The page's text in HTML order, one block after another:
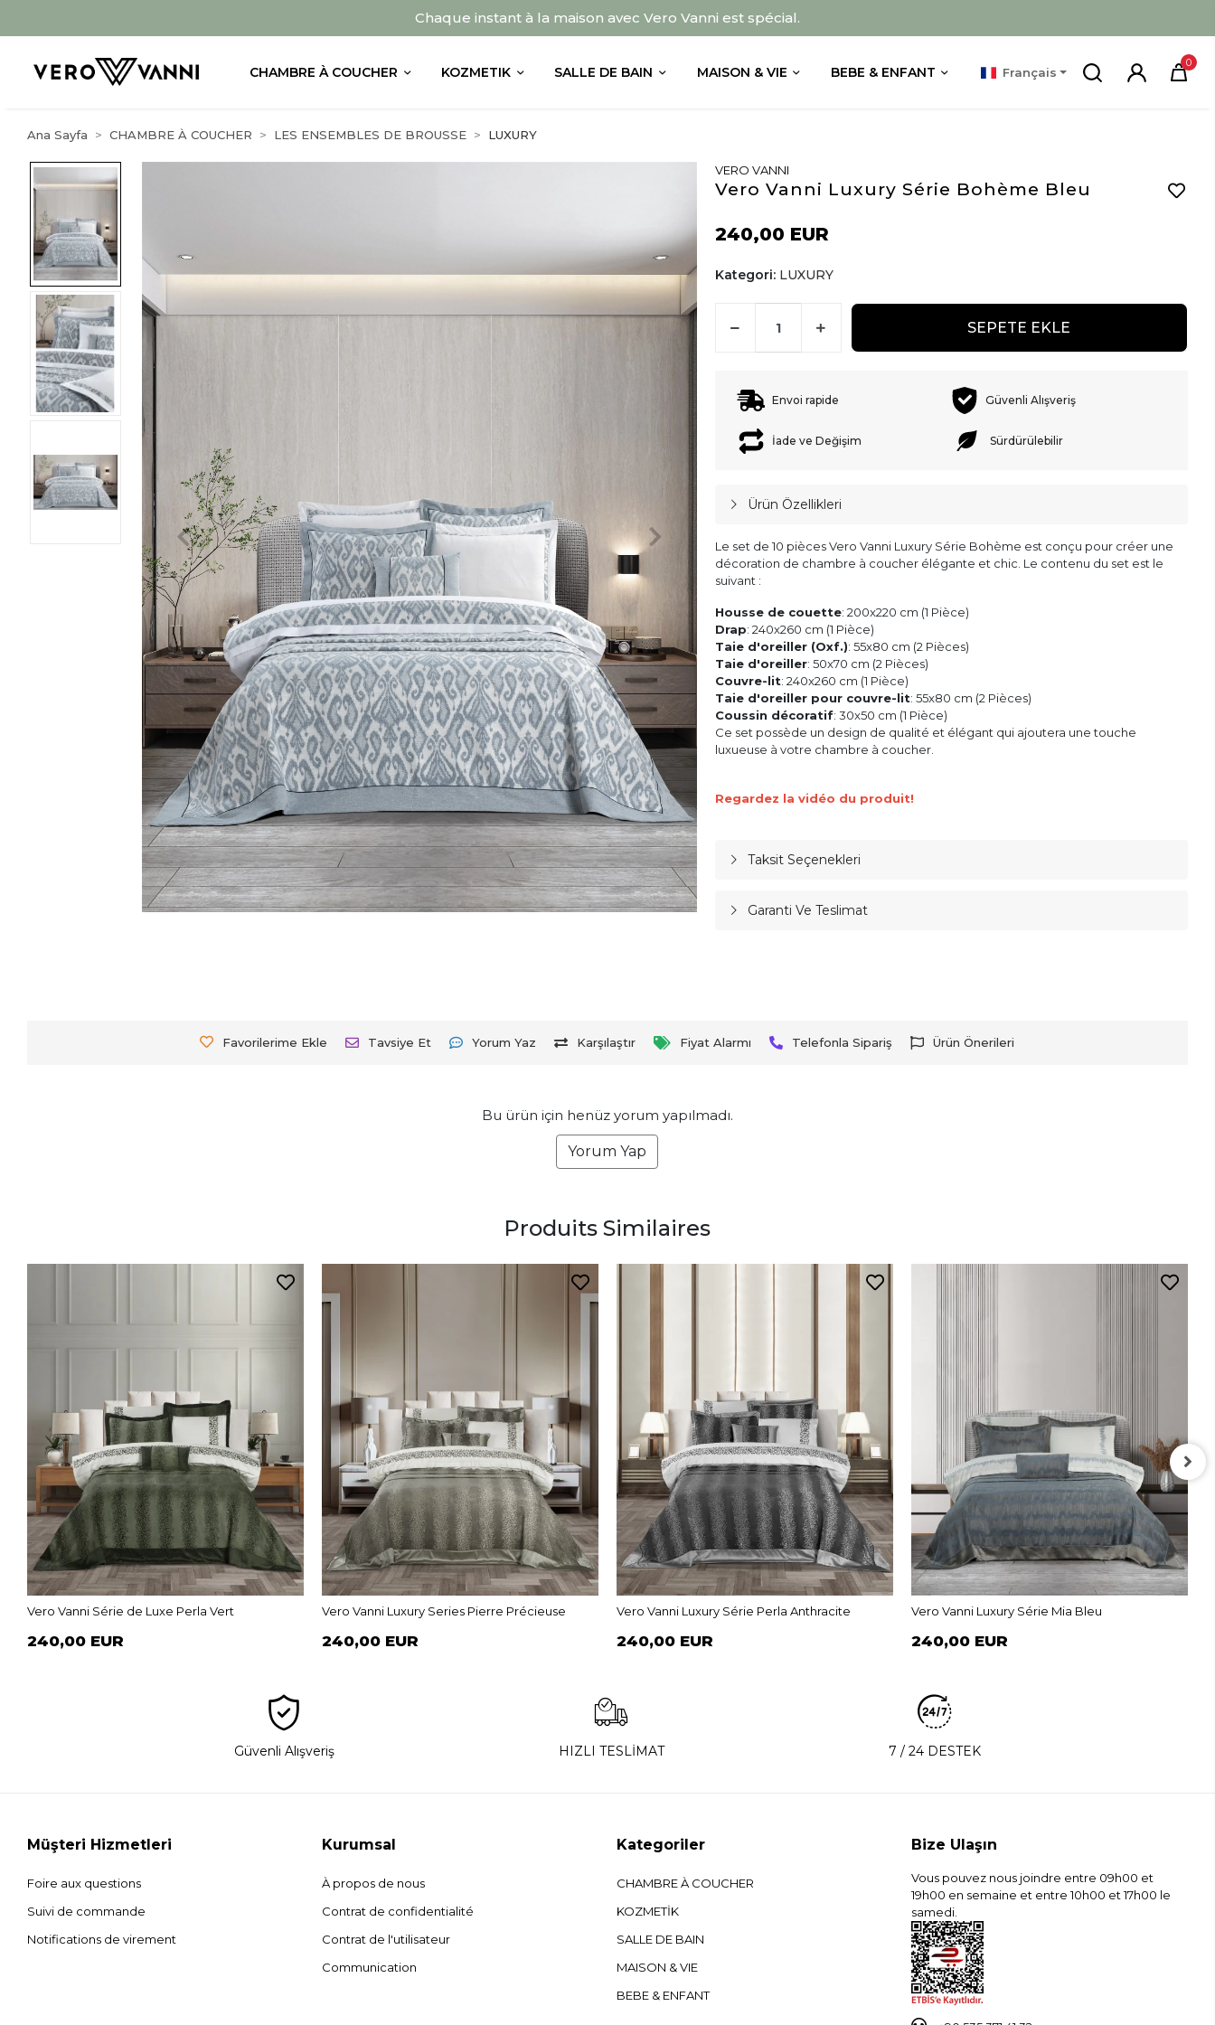
Chaque instant à la maison avec Vero Vanni est spécial.
CHAMBRE À COUCHER KOZMETIK SALLE DE BAIN MAISON & VIE BEBE & ENFANT Français
0
Ana Sayfa CHAMBRE À COUCHER LES ENSEMBLES DE BROUSSE LUXURY
VERO VANNI
Vero Vanni Luxury Série Bohème Bleu
240,00 EUR
Kategori: LUXURY
SEPETE EKLE
Envoi rapide Güvenli Alışveriş
İade ve Değişim Sürdürülebilir
Ürün Özellikleri
Le set de 10 pièces Vero Vanni Luxury Série Bohème est conçu pour créer une
décoration de chambre à coucher élégante et chic. Le contenu du set est le
suivant :
Housse de couette: 200x220 cm (1 Pièce)
Drap: 240x260 cm (1 Pièce)
Taie d'oreiller (Oxf.): 55x80 cm (2 Pièces)
Taie d'oreiller: 50x70 cm (2 Pièces)
Couvre-lit: 240x260 cm (1 Pièce)
Taie d'oreiller pour couvre-lit: 55x80 cm (2 Pièces)
Coussin décoratif: 30x50 cm (1 Pièce)
Ce set possède un design de qualité et élégant qui ajoutera une touche
luxueuse à votre chambre à coucher.
Regardez la vidéo du produit!
Taksit Seçenekleri
Garanti Ve Teslimat
Favorilerime Ekle Tavsiye Et Yorum Yaz Karşılaştır Fiyat Alarmı Telefonla Sipariş Ürün Önerileri
Bu ürün için henüz yorum yapılmadı.
Yorum Yap
Produits Similaires
Vero Vanni Série de Luxe Perla Vert
240,00 EUR
Vero Vanni Luxury Series Pierre Précieuse
240,00 EUR
Vero Vanni Luxury Série Perla Anthracite
240,00 EUR
Vero Vanni Luxury Série Mia Bleu
240,00 EUR
Güvenli Alışveriş HIZLI TESLİMAT 7 / 24 DESTEK
Müşteri Hizmetleri
Foire aux questions
Suivi de commande
Notifications de virement
Kurumsal
À propos de nous
Contrat de confidentialité
Contrat de l'utilisateur
Communication
Kategoriler
CHAMBRE À COUCHER
KOZMETİK
SALLE DE BAIN
MAISON & VIE
BEBE & ENFANT
Bize Ulaşın
Vous pouvez nous joindre entre 09h00 et
19h00 en semaine et entre 10h00 et 17h00 le
samedi.